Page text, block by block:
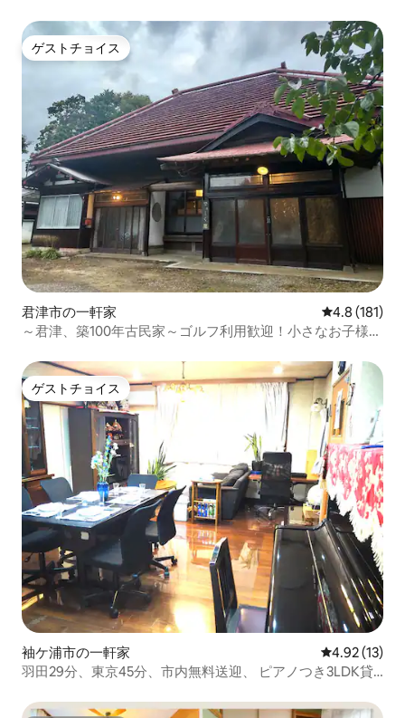
ゲストチョイス
ゲストチョイス
君津市の一軒家 レビュー181
4.8 (181)
～君津、築100年古民家～ゴルフ利用歓迎！小さなお子様、
ゲストチョイス
ゲストチョイス
袖ケ浦市の一軒家 レビュー13
4.92 (13)
羽田29分、東京45分、市内無料送迎、 ピアノつき3LDK貸